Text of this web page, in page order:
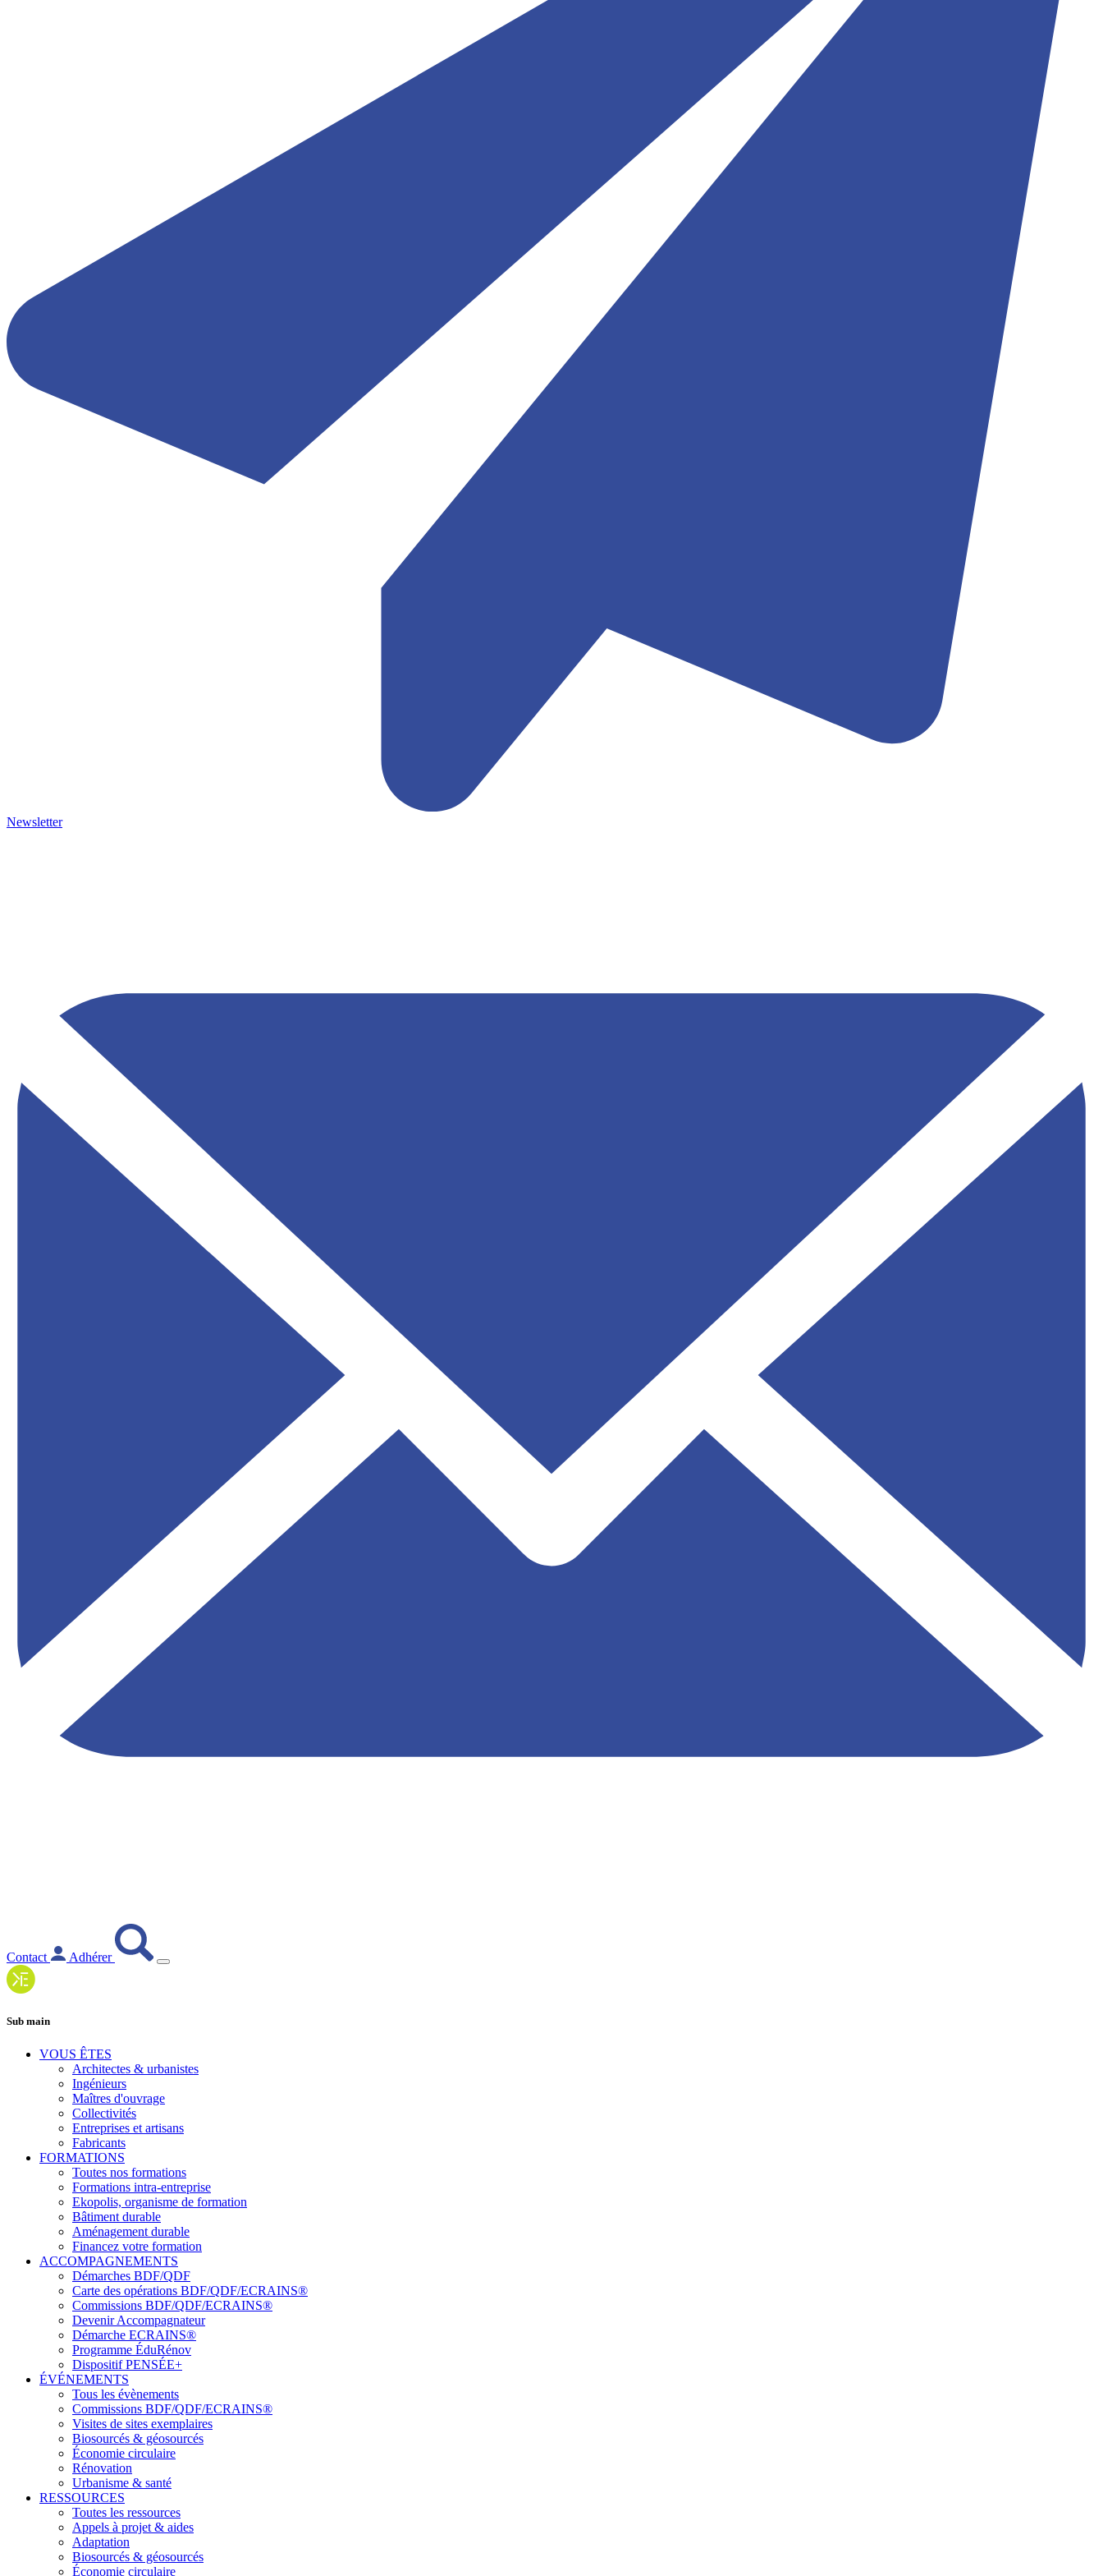
Newsletter
Contact Adhérer
Sub main
VOUS ÊTES
Architectes & urbanistes
Ingénieurs
Maîtres d'ouvrage
Collectivités
Entreprises et artisans
Fabricants
FORMATIONS
Toutes nos formations
Formations intra-entreprise
Ekopolis, organisme de formation
Bâtiment durable
Aménagement durable
Financez votre formation
ACCOMPAGNEMENTS
Démarches BDF/QDF
Carte des opérations BDF/QDF/ECRAINS®
Commissions BDF/QDF/ECRAINS®
Devenir Accompagnateur
Démarche ECRAINS®
Programme ÉduRénov
Dispositif PENSÉE+
ÉVÉNEMENTS
Tous les évènements
Commissions BDF/QDF/ECRAINS®
Visites de sites exemplaires
Biosourcés & géosourcés
Économie circulaire
Rénovation
Urbanisme & santé
RESSOURCES
Toutes les ressources
Appels à projet & aides
Adaptation
Biosourcés & géosourcés
Économie circulaire